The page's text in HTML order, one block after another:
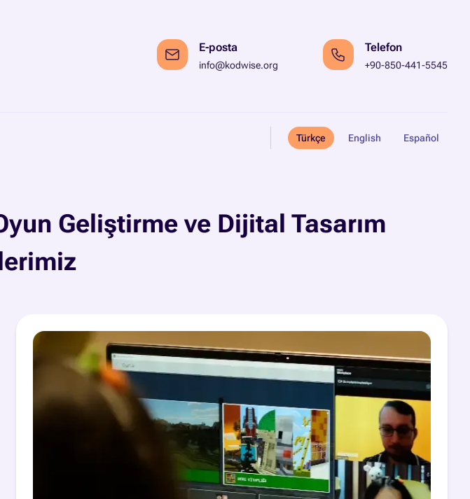
E-posta
info@kodwise.org
Telefon
+90-850-441-5545
Türkçe English Español
Geliştirme ve Dijital Tasarım